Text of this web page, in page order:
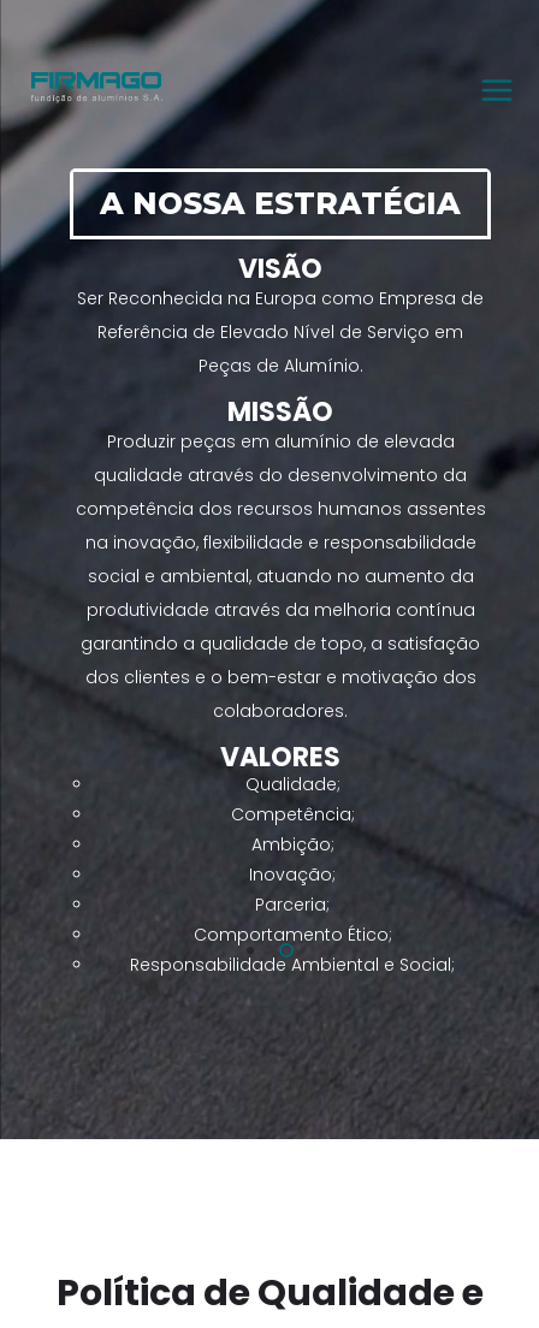
A NOSSA ESTRATÉGIA
VISÃO
Ser Reconhecida na Europa como Empresa de
Referência de Elevado Nível de Serviço em
Peças de Alumínio.
MISSÃO
Produzir peças em alumínio de elevada
qualidade através do desenvolvimento da
competência dos recursos humanos assentes
na inovação, flexibilidade e responsabilidade
social e ambiental, atuando no aumento da
produtividade através da melhoria contínua
garantindo a qualidade de topo, a satisfação
dos clientes e o bem-estar e motivação dos
colaboradores.
VALORES
Qualidade;
Competência;
Ambição;
Inovação;
Parceria;
Comportamento Ético;
Responsabilidade Ambiental e Social;
Política de Qualidade e